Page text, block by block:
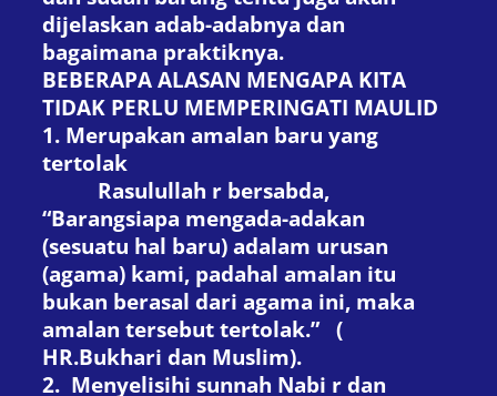
dijelaskan adab-adabnya dan
bagaimana praktiknya.
BEBERAPA ALASAN MENGAPA KITA
TIDAK PERLU MEMPERINGATI MAULID
1. Merupakan amalan baru yang
tertolak
Rasulullah r bersabda,
“Barangsiapa mengada-adakan
(sesuatu hal baru) adalam urusan
(agama) kami, padahal amalan itu
bukan berasal dari agama ini, maka
amalan tersebut tertolak.” (
HR.Bukhari dan Muslim).
2. Menyelisihi sunnah Nabi r dan